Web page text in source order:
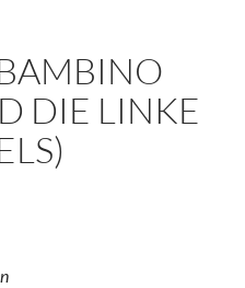
DIE LINKE